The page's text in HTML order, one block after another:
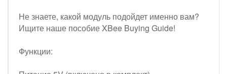
Не знаете, какой модуль подойдет именно вам?
Ищите наше пособие XBee Buying Guide!
Функции: